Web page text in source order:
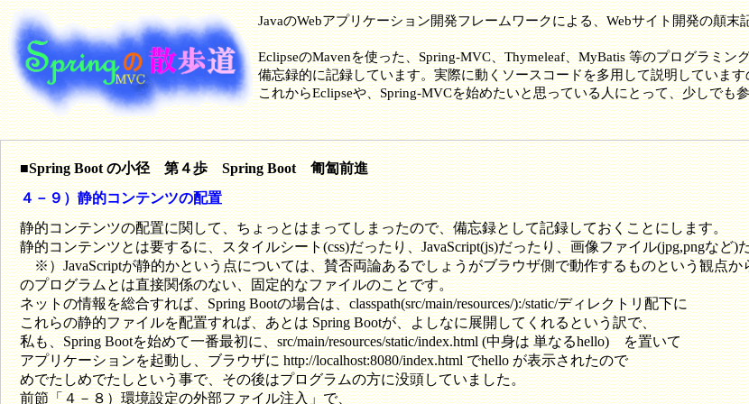
JavaのWebアプリケーション開発フレームワークによる、Webサイト開発の顛末
EclipseのMavenを使った、Spring-MVC、Thymeleaf、MyBatis 等のプログラミン
備忘録的に記録しています。実際に動くソースコードを多用して説明しています
これからEclipseや、Spring-MVCを始めたいと思っている人にとって、少しでも
■Spring Boot の小径 第４歩 Spring Boot 匍匐前進
４－９）静的コンテンツの配置
静的コンテンツの配置に関して、ちょっとはまってしまったので、備忘録として記録しておくことにします。
静的コンテンツとは要するに、スタイルシート(css)だったり、JavaScript(js)だったり、画像ファイル(jpg,pngなど)
※）JavaScriptが静的かという点については、賛否両論あるでしょうがブラウザ側で動作するものという観点か
のプログラムとは直接関係のない、固定的なファイルのことです。
ネットの情報を総合すれば、Spring Bootの場合は、classpath(src/main/resources/):/static/ディレクトリ配下に
これらの静的ファイルを配置すれば、あとは Spring Bootが、よしなに展開してくれるという訳で、
私も、Spring Bootを始めて一番最初に、src/main/resources/static/index.html (中身は 単なるhello) を置いて
アプリケーションを起動し、ブラウザに http://localhost:8080/index.html でhello が表示されたので
めでたしめでたしという事で、その後はプログラムの方に没頭していました。
前節「４－８）環境設定の外部ファイル注入」で、